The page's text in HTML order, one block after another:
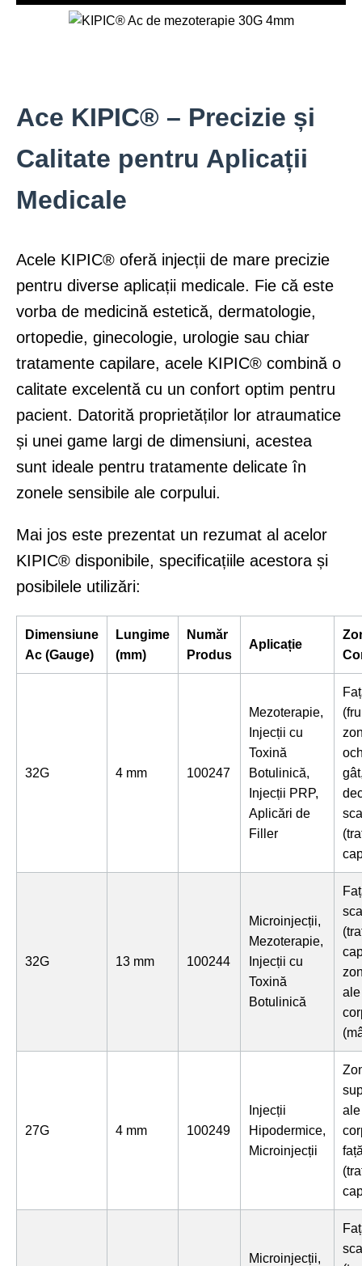
Ace KIPIC® – Precizie și
Calitate pentru Aplicații
Medicale
Acele KIPIC® oferă injecții de mare precizie
pentru diverse aplicații medicale. Fie că este
vorba de medicină estetică, dermatologie,
ortopedie, ginecologie, urologie sau chiar
tratamente capilare, acele KIPIC® combină o
calitate excelentă cu un confort optim pentru
pacient. Datorită proprietăților lor atraumatice
și unei game largi de dimensiuni, acestea
sunt ideale pentru tratamente delicate în
zonele sensibile ale corpului.
Mai jos este prezentat un rezumat al acelor
KIPIC® disponibile, specificațiile acestora și
posibilele utilizări:
Dimensiune
Ac (Gauge)
Lungime
(mm)
Număr
Produs
Aplicație
32G 4 mm 100247
Mezoterapie,
Injecții cu
Toxină
Botulinică,
Injecții PRP,
Aplicări de
Filler
32G 13 mm 100244
Microinjecții,
Mezoterapie,
Injecții cu
Toxină
Botulinică
ale
27G 4 mm 100249
Injecții
Hipodermice,
Microinjecții
ale
Microinjecții,